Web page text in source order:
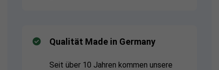
Qualität Made in Germany
Seit über 10 Jahren kommen unsere